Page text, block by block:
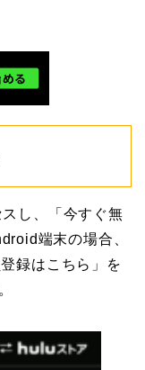
し、「今すぐ無
端末の場合、
録はこちら」を